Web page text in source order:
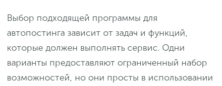
Выбор подходящей программы для
автопостинга зависит от задач и функций,
которые должен выполнять сервис. Одни
варианты предоставляют ограниченный набор
возможностей, но они просты в использовании